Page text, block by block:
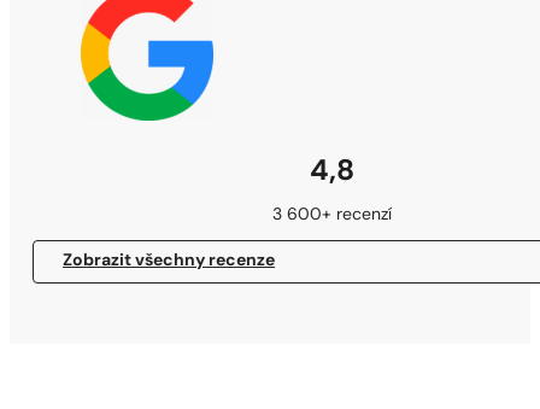
4,8
3 600+ recenzí
Zobrazit všechny recenze